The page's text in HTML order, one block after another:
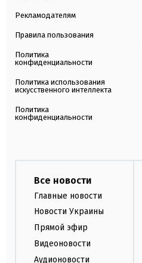
Рекламодателям
Правила пользования
Политика
конфиденциальности
Политика использования
искусственного интеллекта
Политика
конфиденциальности
Все новости
Главные новости
Новости Украины
Прямой эфир
Видеоновости
Аудионовости